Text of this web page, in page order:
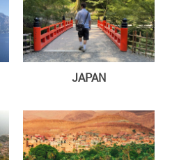
JAPAN